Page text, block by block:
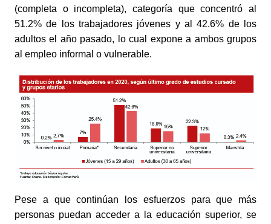
(completa o incompleta), categoría que concentró al
51.2% de los trabajadores jóvenes y al 42.6% de los
adultos el año pasado, lo cual expone a ambos grupos
al empleo informal o vulnerable.
Pese a que continúan los esfuerzos para que más
personas puedan acceder a la educación superior, se